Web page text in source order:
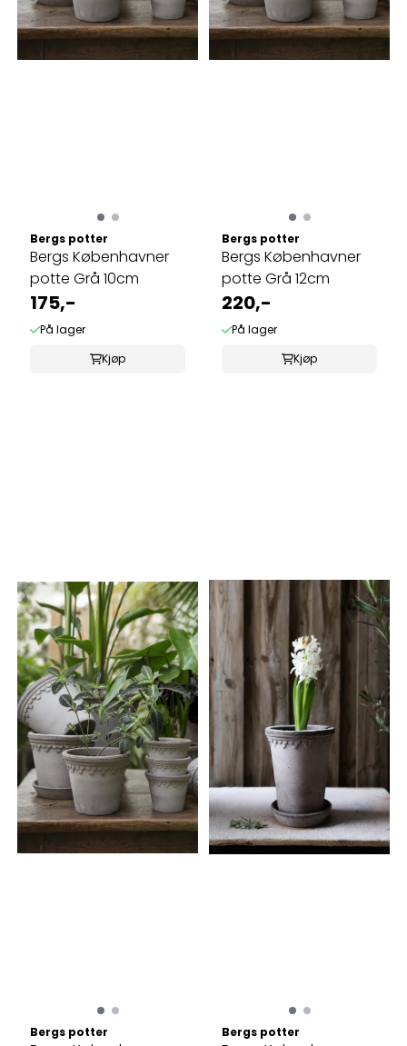
Bergs potter
Bergs Københavner
potte Grå 10cm
175,-
På lager
Kjøp
Bergs potter
Bergs Københavner
potte Grå 12cm
220,-
På lager
Kjøp
Bergs potter Bergs potter